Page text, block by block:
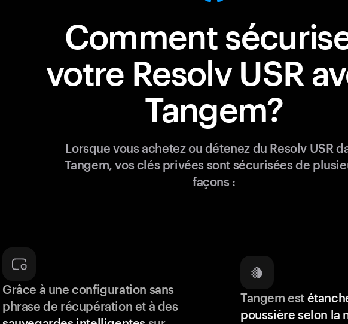
Comment
votre Resolv USR
Tangem?
Lorsque vous achetez ou détenez du Resolv USR
Tangem, vos clés privées sont sécurisées de
façons :
Grâce à une configuration sans
phrase de récupération et à des
Tangem est
poussière selon la